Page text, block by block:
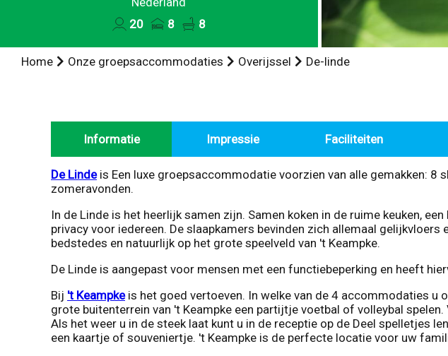
20
8 8
Home Onze groepsaccommodaties Overijssel De-linde
Informatie Impressie Faciliteiten
De Lindeis Een luxe groepsaccommodatie voorzien van alle gemakken: 8
zomeravonden.
In de Linde is het heerlijk samen zijn. Samen koken in de ruime keuken,
privacy voor iedereen. De slaapkamers bevinden zich allemaal
bedstedes en natuurlijk op het grote speelveld van 't Keampke.
De Linde is aangepast voor mensen met een functiebeperking en heeft
Bij 't Keampkeis het goed vertoeven. In welke van de 4 accommodaties u
grote buitenterrein van 't Keampke een partijtje voetbal of volleybal
Als het weer u in de steek laat kunt u in de receptie op de Deel spelletjes
een kaartje of souveniertje. 't Keampke is de perfecte locatie voor uw